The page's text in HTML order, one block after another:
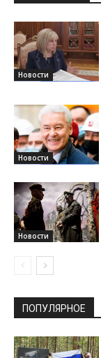
Новости
Новости
Новости
ПОПУЛЯРНОЕ